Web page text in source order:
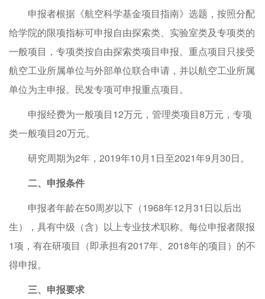
申报者根据《航空科学基金项目指南》选题，按照分配
给学院的限项指标可申报自由探索类、实验室类及专项类的
一般项目，专项类按自由探索类项目申报。重点项目只接受
航空工业所属单位与外部单位联合申请，并以航空工业所属
单位为主申报。民发专项可申报重点项目。
申报经费为一般项目12万元，管理类项目8万元，专项
类一般项目20万元。
研究周期为2年，2019年10月1日至2021年9月30日。
二、 申报条件
申报者年龄在50周岁以下（1968年12月31日以后出
生），具有中级（含）以上专业技术职称。每位申报者限报
1项，有在研项目（即承担有2017年、2018年的项目）的不
得申报。
三、申报要求